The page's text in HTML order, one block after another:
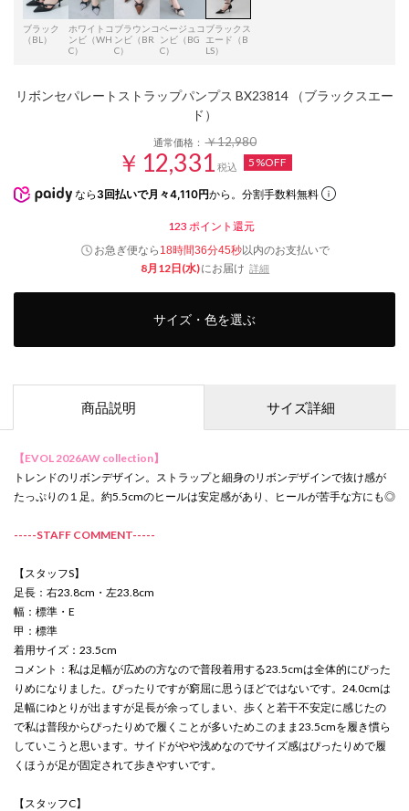
ブラック
（BL）
ホワイトコ
ンビ（WH
C）
ブラウンコ
ンビ（BR
C）
ベージュコ
ンビ（BG
C）
ブラックス
エード（B
LS）
リボンセパレートストラップパンプス BX23814 （ブラックスエー
ド）
通常価格：￥12,980
￥12,331 税込 5%OFF
なら 3回払いで月々4,110円から。分割手数料無料
123 ポイント還元
お急ぎ便なら 18時間36分44秒以内のお支払いで
8月12日(水)にお届け 詳細
サイズ・色を選ぶ
商品説明 サイズ詳細
【EVOL 2026AW collection】
トレンドのリボンデザイン。ストラップと細身のリボンデザインで抜け感が
たっぷりの１足。約5.5cmのヒールは安定感があり、ヒールが苦手な方にも◎
-----STAFF COMMENT-----
【スタッフS】
足長：右23.8cm・左23.8cm
幅：標準・E
甲：標準
着用サイズ：23.5cm
コメント：私は足幅が広めの方なので普段着用する23.5cmは全体的にぴった
りめになりました。ぴったりですが窮屈に思うほどではないです。24.0cmは
足幅にゆとりが出ますが足長が余ってしまい、歩くと若干不安定に感じたの
で私は普段からぴったりめで履くことが多いためこのまま23.5cmを履き慣ら
していこうと思います。サイドがやや浅めなのでサイズ感はぴったりめで履
くほうが足が固定されて歩きやすいです。
【スタッフC】